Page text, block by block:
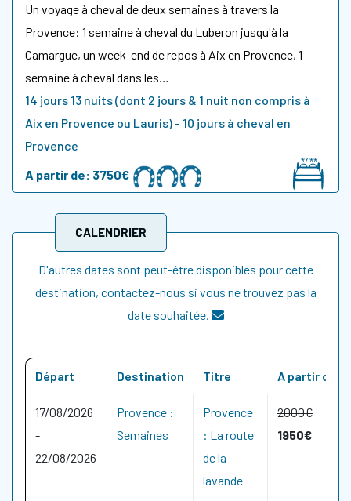
Un voyage à cheval de deux semaines à travers la
Provence: 1 semaine à cheval du Luberon jusqu'à la
Camargue, un week-end de repos à Aix en Provence, 1
semaine à cheval dans les…
14 jours 13 nuits (dont 2 jours & 1 nuit non compris à
Aix en Provence ou Lauris) - 10 jours à cheval en
Provence
A partir de: 3750€
CALENDRIER
D'autres dates sont peut-être disponibles pour cette
destination, contactez-nous si vous ne trouvez pas la
date souhaitée.
Départ Destination Titre A partir de
17/08/2026
-
22/08/2026
Provence :
Semaines
Provence
: La route
de la
lavande
2000€
1950€